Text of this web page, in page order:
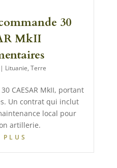
30
MkII
| Lituanie,Terre
CAESAR MkII, portant
Un contrat qui inclut
local pour
artillerie.